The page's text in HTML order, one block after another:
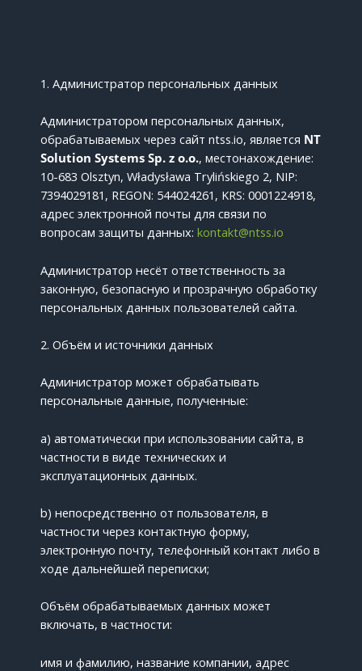
1. Администратор персональных данных
Администратором персональных данных,
обрабатываемых через сайт ntss.io, является NT
Solution Systems Sp. z o.o., местонахождение:
10-683 Olsztyn, Władysława Trylińskiego 2, NIP:
7394029181, REGON: 544024261, KRS: 0001224918,
адрес электронной почты для связи по
вопросам защиты данных: kontakt@ntss.io
Администратор несёт ответственность за
законную, безопасную и прозрачную обработку
персональных данных пользователей сайта.
2. Объём и источники данных
Администратор может обрабатывать
персональные данные, полученные:
a) автоматически при использовании сайта, в
частности в виде технических и
эксплуатационных данных.
b) непосредственно от пользователя, в
частности через контактную форму,
электронную почту, телефонный контакт либо в
ходе дальнейшей переписки;
Объём обрабатываемых данных может
включать, в частности:
имя и фамилию, название компании, адрес